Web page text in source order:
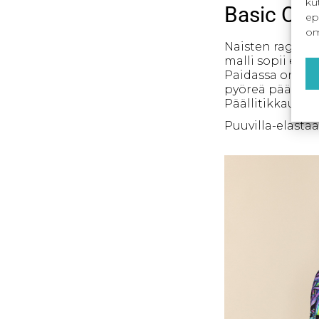
Basic
Naisten
malli sopii
Paidassa on
pyöreä
Päällitikkaus
Puuvilla-